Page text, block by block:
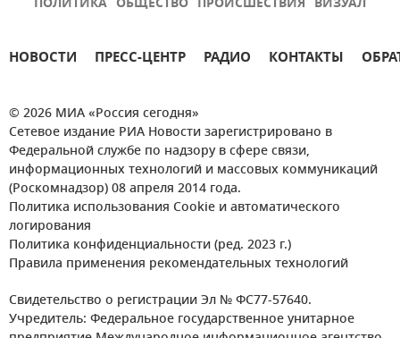
НОВОСТИ ПРЕСС-ЦЕНТР РАДИО КОНТАКТЫ
© 2026 МИА «Россия сегодня»
Сетевое издание РИА Новости зарегистрировано в
Федеральной службе по надзору в сфере связи,
информационных технологий и массовых коммуникаций
(Роскомнадзор) 08 апреля 2014 года.
Политика использования Cookie и автоматического
логирования
Политика конфиденциальности (ред. 2023 г.)
Правила применения рекомендательных технологий
Свидетельство о регистрации Эл № ФС77-57640.
Учредитель: Федеральное государственное унитарное